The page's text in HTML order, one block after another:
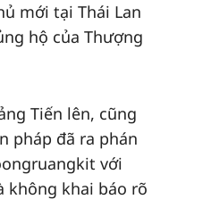
mới tại Thái Lan
hộ của Thượng
Tiến lên, cũng
pháp đã ra phán
với
không khai báo rõ